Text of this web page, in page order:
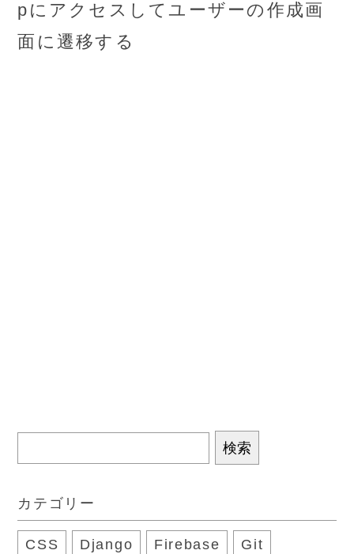
pにアクセスしてユーザーの作成画
面に遷移する
索:
カテゴリー
CSS Django Firebase Git